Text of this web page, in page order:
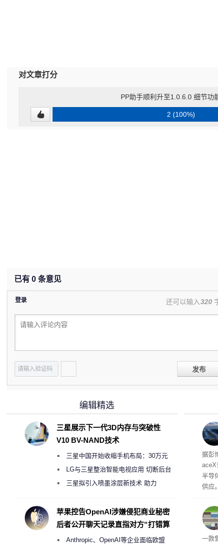
对文章打分
PP助手顺利升至1.0.6.0 细节功
2 (100%)
已有 0 条意见
登录 还可以输入320
发布
电
据彭
aceX
半导
供应
开
取“
的
全
一款
编辑精选
三星展示下一代3D内存与突破性
V10 BV-NAND技术
三星中国开始收缩手机布局：30万元
月销售额不达标门店 将被逐步清退
LG与三星整治智能电视应用 切断后台
偷偷共享带宽的违规行为
三星拟引入喷墨涂层新技术 助力
度
苹果控告OpenAI涉嫌侵犯商业秘密
后者公开聊天记录直指对方“打错算
Anthropic、OpenAI等企业面临欧盟